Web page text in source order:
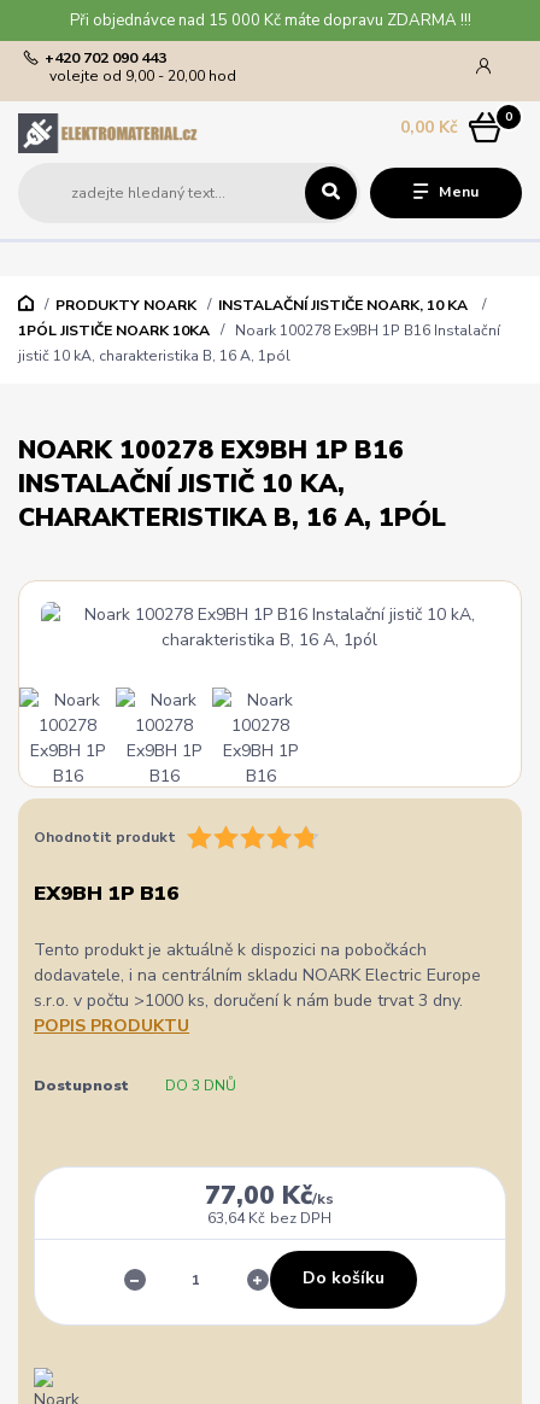
Při objednávce nad 15 000 Kč máte dopravu ZDARMA !!!
Menu
+420 702 090 443
volejte od 9,00 - 20,00 hod
0
0,00 Kč
PRODUKTY NOARK
INSTALAČNÍ JISTIČE NOARK, 10 KA
1PÓL JISTIČE NOARK 10KA
Noark 100278 Ex9BH 1P B16 Instalační
jistič 10 kA, charakteristika B, 16 A, 1pól
NOARK 100278 EX9BH 1P B16
INSTALAČNÍ JISTIČ 10 KA,
CHARAKTERISTIKA B, 16 A, 1PÓL
Ohodnotit produkt
EX9BH 1P B16
Tento produkt je aktuálně k dispozici na pobočkách
dodavatele, i na centrálním skladu NOARK Electric Europe
s.r.o. v počtu >1000 ks, doručení k nám bude trvat 3 dny.
POPIS PRODUKTU
Dostupnost DO 3 DNŮ
77,00 Kč/ks
63,64 Kč bez DPH
Do košíku